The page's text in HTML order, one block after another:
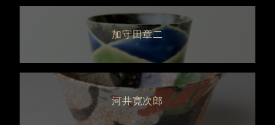
加守田章二
河井寛次郎